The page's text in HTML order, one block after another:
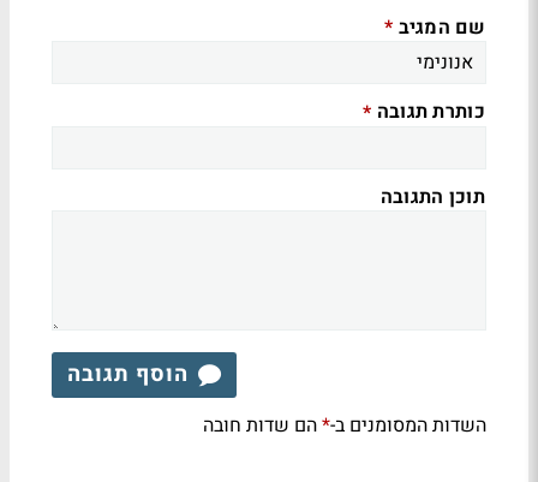
שם המגיב *
כותרת תגובה *
תוכן התגובה
הוסף תגובה
השדות המסומנים ב-*הם שדות חובה